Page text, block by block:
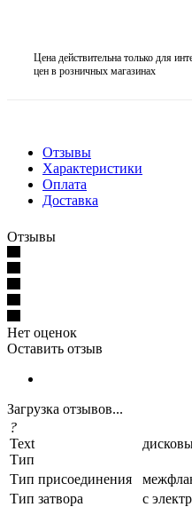
Цена действительна только для
цен в розничных магазинах
Отзывы
Характеристики
Оплата
Доставка
Отзывы
Нет оценок
Оставить отзыв
Загрузка отзывов...
?
Text
Тип
Тип присоединения
Тип затвора
с